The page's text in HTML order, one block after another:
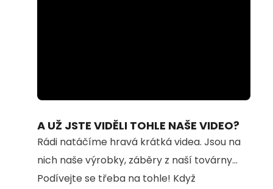
100.00%
A UŽ JSTE VIDĚLI TOHLE NAŠE VIDEO?
Rádi natáčíme hravá krátká videa. Jsou na
nich naše výrobky, záběry z naší továrny...
Podívejte se třeba na tohle! Když